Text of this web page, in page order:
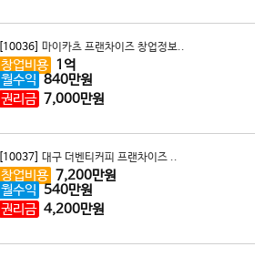
[10036] 마이카츠 프랜차이즈 창업정보..
창업비용 1 억
월수익 840만원
권리금 7,000만원
[10037] 대구 더벤티커피 프랜차이즈 ..
창업비용 7,200만원
월수익 540만원
권리금 4,200만원